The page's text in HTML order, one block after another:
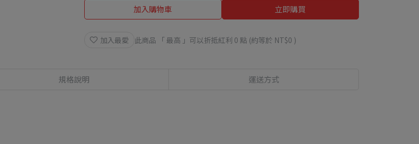
加入購物車 立即購買
加入最愛 此商品 「 最高 」可以折抵紅利 0 點 (約等於 NT$0 )
規格說明 運送方式